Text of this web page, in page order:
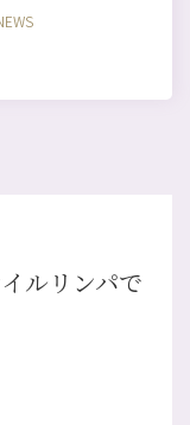
ルリンパで